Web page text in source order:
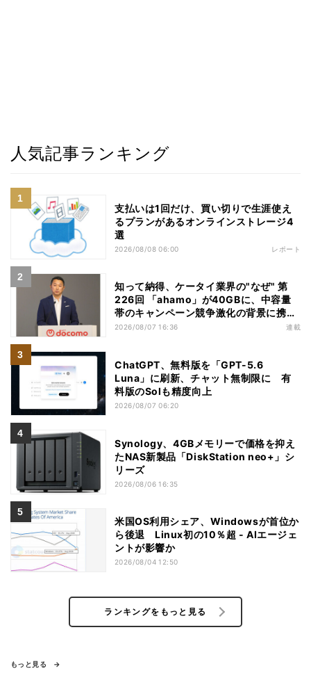
人気記事ランキング
支払いは1回だけ、買い切りで生涯使え
るプランがあるオンラインストレージ4
選
2026/08/08 06:00 レポート
知って納得、ケータイ業界の"なぜ" 第
226回 「ahamo」が40GBに、中容量
帯のキャンペーン競争激化の背景に携帯
各社の“迷い”あり
2026/08/07 16:36 連載
ChatGPT、無料版を「GPT-5.6
Luna」に刷新、チャット無制限に 有
料版のSolも精度向上
2026/08/07 06:20
Synology、4GBメモリーで価格を抑え
たNAS新製品「DiskStation neo+」シ
リーズ
2026/08/06 16:35
米国OS利用シェア、Windowsが首位か
ら後退 Linux初の10％超 - AIエージェ
ントが影響か
2026/08/04 12:50
ランキングをもっと見る
もっと見る